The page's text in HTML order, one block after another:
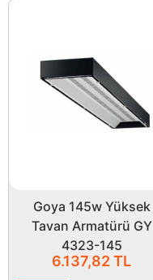
Goya 145w Yüksek
Tavan Armatürü GY
4323-145
6.137,82TL